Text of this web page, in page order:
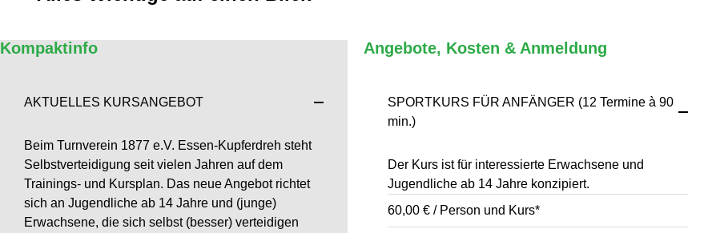
Kompaktinfo
AKTUELLES KURSANGEBOT
Beim Turnverein 1877 e.V. Essen-Kupferdreh steht
Selbstverteidigung seit vielen Jahren auf dem
Trainings- und Kursplan. Das neue Angebot richtet
sich an Jugendliche ab 14 Jahre und (junge)
Erwachsene, die sich selbst (besser) verteidigen
Angebote, Kosten & Anmeldung
SPORTKURS FÜR ANFÄNGER (12 Termine à 90
min.)
Der Kurs ist für interessierte Erwachsene und
Jugendliche ab 14 Jahre konzipiert.
60,00 € / Person und Kurs*